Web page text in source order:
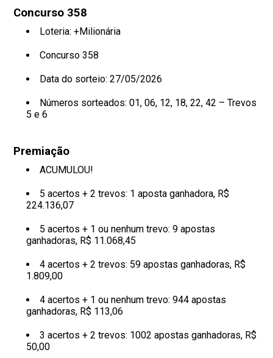
Concurso 358
Loteria: +Milionária
Concurso 358
Data do sorteio: 27/05/2026
Números sorteados: 01, 06, 12, 18, 22, 42 – Trevos
5 e 6
Premiação
ACUMULOU!
5 acertos + 2 trevos: 1 aposta ganhadora, R$
224.136,07
5 acertos + 1 ou nenhum trevo: 9 apostas
ganhadoras, R$ 11.068,45
4 acertos + 2 trevos: 59 apostas ganhadoras, R$
1.809,00
4 acertos + 1 ou nenhum trevo: 944 apostas
ganhadoras, R$ 113,06
3 acertos + 2 trevos: 1002 apostas ganhadoras, R$
50,00